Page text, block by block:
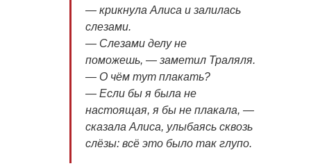
— крикнула Алиса и залилась
слезами.
— Слезами делу не
поможешь, — заметил Траляля.
— О чём тут плакать?
— Если бы я была не
настоящая, я бы не плакала, —
сказала Алиса, улыбаясь сквозь
слёзы: всё это было так глупо.